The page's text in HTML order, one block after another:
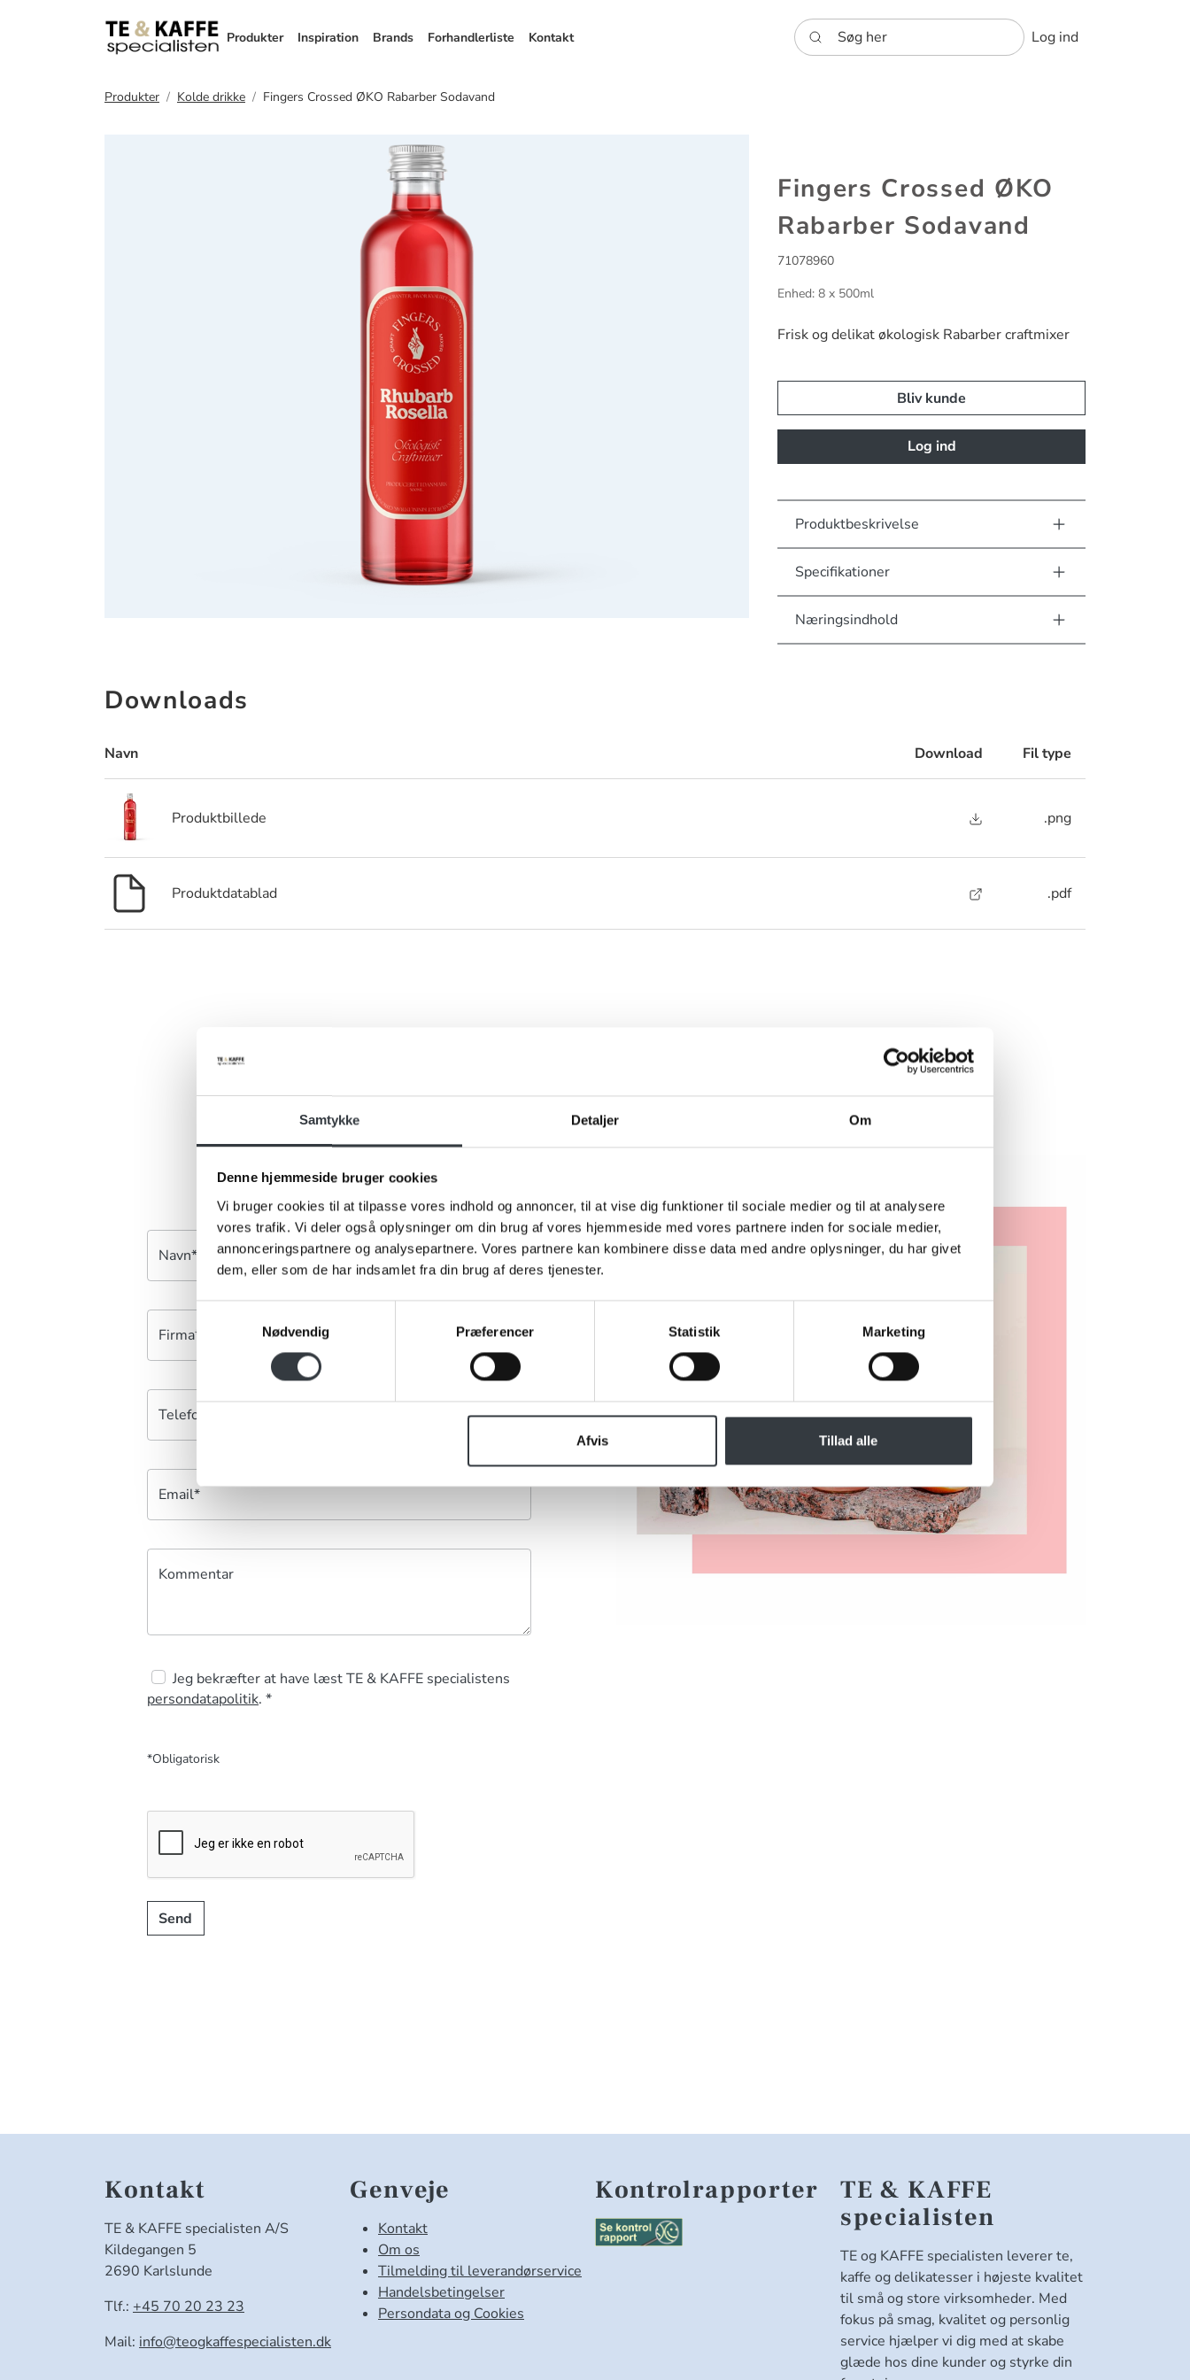
Samtykke Detaljer Om
Denne hjemmeside bruger cookies
Vi bruger cookies til at tilpasse vores indhold og annoncer, til at vise dig funktioner til sociale medier og til at analysere
vores trafik. Vi deler også oplysninger om din brug af vores hjemmeside med vores partnere inden for sociale medier,
annonceringspartnere og analysepartnere. Vores partnere kan kombinere disse data med andre oplysninger, du har givet
dem, eller som de har indsamlet fra din brug af deres tjenester.
Samtykkevalg
Nødvendig
Præferencer Statistik Marketing
Afvis Tillad alle
Produkter Inspiration Brands Forhandlerliste Kontakt Søg her Log ind
Produkter Kolde drikke Fingers Crossed ØKO Rabarber Sodavand
Fingers Crossed ØKO
Rabarber Sodavand
71078960
Enhed: 8 x 500ml
Frisk og delikat økologisk Rabarber craftmixer
Bliv kunde
Log ind
Produktbeskrivelse
Specifikationer
Næringsindhold
Downloads
Navn Download Fil type
Produktbillede .png
Produktdatablad .pdf
kontaktformular og send den til os, så vender vi tilbage til dig hurtigst muligt.
Navn*
Firma*
Telefonnr.*
Email*
Kommentar
Jeg bekræfter at have læst TE & KAFFE specialistens
persondatapolitik. *
*Obligatorisk
Send
Kontakt
TE & KAFFE specialisten A/S
Kildegangen 5
2690 Karlslunde
Tlf.: +45 70 20 23 23
Mail: info@teogkaffespecialisten.dk
Genveje
Kontakt
Om os
Tilmelding til leverandørservice
Handelsbetingelser
Persondata og Cookies
Kontrolrapporter
TE & KAFFE
specialisten
TE og KAFFE specialisten leverer te,
kaffe og delikatesser i højeste kvalitet
til små og store virksomheder. Med
fokus på smag, kvalitet og personlig
service hjælper vi dig med at skabe
glæde hos dine kunder og styrke din